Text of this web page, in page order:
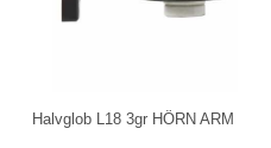
Halvglob L18 3gr HÖRN ARM